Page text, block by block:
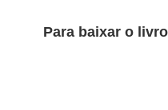
Para baixar o